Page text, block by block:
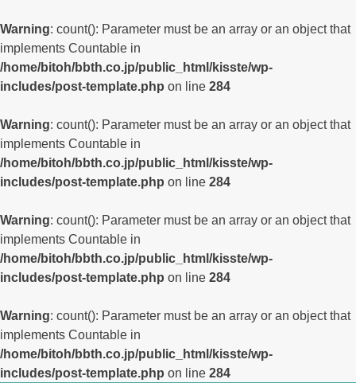
Warning: count(): Parameter must be an array or an object that
implements Countable in
/home/bitoh/bbth.co.jp/public_html/kisste/wp-
includes/post-template.php on line 284
Warning: count(): Parameter must be an array or an object that
implements Countable in
/home/bitoh/bbth.co.jp/public_html/kisste/wp-
includes/post-template.php on line 284
Warning: count(): Parameter must be an array or an object that
implements Countable in
/home/bitoh/bbth.co.jp/public_html/kisste/wp-
includes/post-template.php on line 284
Warning: count(): Parameter must be an array or an object that
implements Countable in
/home/bitoh/bbth.co.jp/public_html/kisste/wp-
includes/post-template.php on line 284